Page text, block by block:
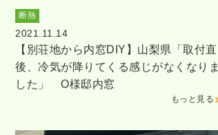
断熱
2021.11.14
【別荘地から内窓DIY】山梨県「取付直
後、冷気が降りてくる感じがなくなりま
した」 O様邸内窓
もっと見る